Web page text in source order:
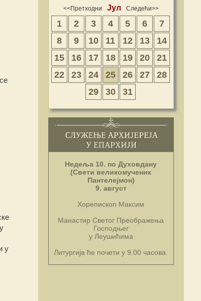
у
<<Претходни Јул Следећи>>
1 2 3 4 5 6
7
8
9 10 11 12 13
14
15
16 17 18 19 20
21
22
23 24 25 26 27
28
29
30 31
Недеља 10. по Духовдану
(Свети великомученик
Пантелејмон)
9. август
Хорепископ Максим
Манастир Светог Преображења
Господњег
у Леушићима
Литургија ће почети у 9.00 часова.